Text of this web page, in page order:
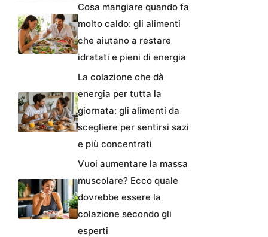
Cosa mangiare quando fa
molto caldo: gli alimenti
che aiutano a restare
idratati e pieni di energia
La colazione che dà
energia per tutta la
giornata: gli alimenti da
scegliere per sentirsi sazi
e più concentrati
Vuoi aumentare la massa
muscolare? Ecco quale
dovrebbe essere la
colazione secondo gli
esperti